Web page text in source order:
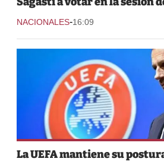
NACIONALES-16:09
La UEFA mantiene su